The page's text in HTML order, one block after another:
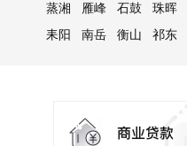
蒸湘 雁峰 石鼓 珠晖
耒阳
南岳 衡山 祁东